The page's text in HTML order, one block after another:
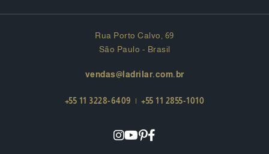
Rua Porto Calvo, 69
São Paulo - Brasil
vendas@ladrilar.com.br
+55 11 3228-6409 | +55 11 2855-1010